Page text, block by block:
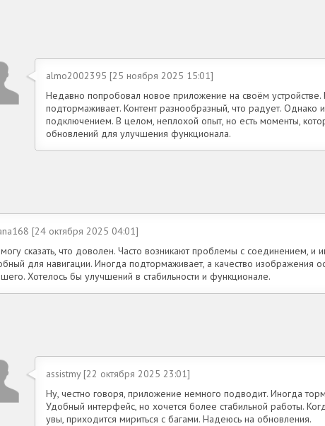
almo2002395 [25 ноября 2025 15:01]
Недавно попробовал новое приложение на своём
подтормаживает. Контент разнообразный, что радует. Однако
подключением. В целом, неплохой опыт, но есть моменты,
обновлений для улучшения функционала.
[24 октября 2025 04:01]
сказать, что доволен. Часто возникают проблемы с соединением, и
для навигации. Иногда подтормаживает, а качество изображения
Хотелось бы улучшений в стабильности и функционале.
assistmy [22 октября 2025 23:01]
Ну, честно говоря, приложение немного подводит. Иногда
Удобный интерфейс, но хочется более стабильной работы.
увы, приходится мириться с багами. Надеюсь на обновления.